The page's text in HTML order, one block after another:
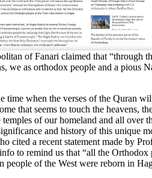
of Fanari claimed that “through
we as orthodox people and a pious
time when the verses of the Quran
that seems to touch the heavens,
temples of our homeland and all over
and history of this unique
cited a recent statement made by
to remind us that “all the Orthodox
people of the West were reborn in